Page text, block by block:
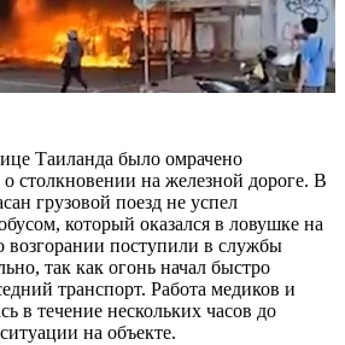
Таиланда было омрачено
столкновении на железной дороге. В
грузовой поезд не успел
который оказался в ловушке на
возгорании поступили в службы
так как огонь начал быстро
транспорт. Работа медиков и
в течение нескольких часов до
на объекте.